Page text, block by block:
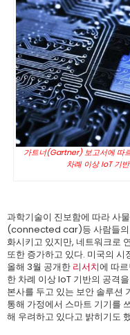
가트너(Gartner) 보고서에 따
차례 이상 IoT 기
과학기술이 진보함에 따라 사
(connected car)등 사람들의
화시키고 있지만, 네트워크로
또한 증가하고 있다. 미국의
올해 3월 공개한 리서치에 따
한 차례 이상 IoT 기반의 공격
본사를 두고 있는 보안 솔루
통해 가정에서 스마트 기기를
해 우려하고 있다고 밝히기도